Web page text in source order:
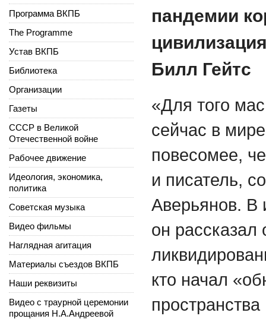
пандемии
Билл Гейтс
«Для того
сейчас в
повесомее,
и писатель,
Аверьянов.
он рассказал
кто начал
Программа ВКПБ
The Programme
Устав ВКПБ
Библиотека
Организации
Газеты
СССР в Великой
Отечественной войне
Рабочее движение
Идеология, экономика,
политика
Советская музыка
Видео фильмы
Наглядная агитация
Материалы съездов ВКПБ
Наши реквизиты
Видео с траурной церемонии
прощания Н.А.Андреевой